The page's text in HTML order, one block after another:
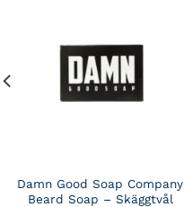
Damn Good Soap Company
Beard Soap – Skäggtvål